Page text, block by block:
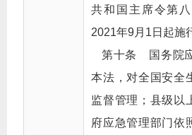
共和国主席令第
2021年9月1日起施
第十条 国务院
本法，对全国安全
监督管理；县级以
府应急管理部门依